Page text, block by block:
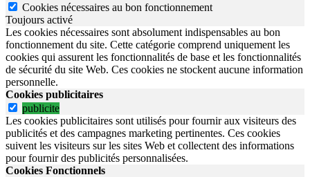
Cookies nécessaires au bon fonctionnement
Toujours activé
Les cookies nécessaires sont absolument indispensables au bon
fonctionnement du site. Cette catégorie comprend uniquement les
cookies qui assurent les fonctionnalités de base et les fonctionnalités
de sécurité du site Web. Ces cookies ne stockent aucune information
personnelle.
Cookies publicitaires
publicite
Les cookies publicitaires sont utilisés pour fournir aux visiteurs des
publicités et des campagnes marketing pertinentes. Ces cookies
suivent les visiteurs sur les sites Web et collectent des informations
pour fournir des publicités personnalisées.
Cookies Fonctionnels